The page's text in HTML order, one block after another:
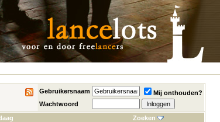
Gebruikersnaam
Mij onthouden?
Wachtwoord
Zoeken